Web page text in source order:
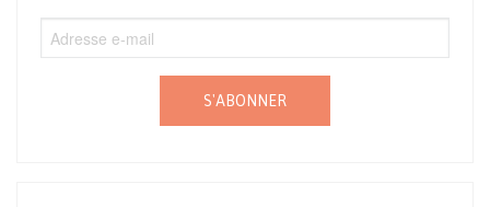
S'ABONNER